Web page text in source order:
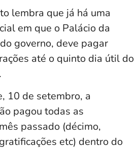
lembra que já há uma
em que o Palácio da
governo, deve pagar
até o quinto dia útil do
10 de setembro, a
pagou todas as
passado (décimo,
etc) dentro do